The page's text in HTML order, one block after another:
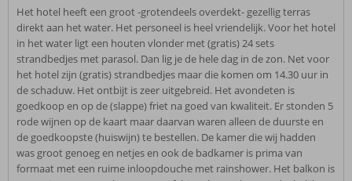
Het hotel heeft een groot -grotendeels overdekt- gezellig terras
direkt aan het water. Het personeel is heel vriendelijk. Voor het hotel
in het water ligt een houten vlonder met (gratis) 24 sets
strandbedjes met parasol. Dan lig je de hele dag in de zon. Net voor
het hotel zijn (gratis) strandbedjes maar die komen om 14.30 uur in
de schaduw. Het ontbijt is zeer uitgebreid. Het avondeten is
goedkoop en op de (slappe) friet na goed van kwaliteit. Er stonden 5
rode wijnen op de kaart maar daarvan waren alleen de duurste en
de goedkoopste (huiswijn) te bestellen. De kamer die wij hadden
was groot genoeg en netjes en ook de badkamer is prima van
formaat met een ruime inloopdouche met rainshower. Het balkon is